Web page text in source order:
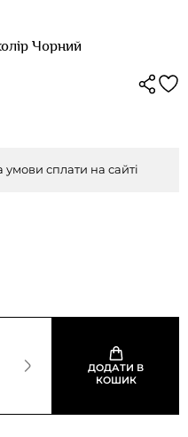
Чорний
сплати на сайті
ДОДАТИ В
КОШИК